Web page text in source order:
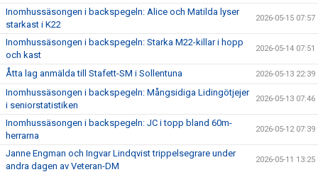
Inomhussäsongen i backspegeln: Alice och Matilda lyser
starkast i K22
2026-05-15 07:57
Inomhussäsongen i backspegeln: Starka M22-killar i hopp
och kast
2026-05-14 07:51
Åtta lag anmälda till Stafett-SM i Sollentuna 2026-05-13 22:39
Inomhussäsongen i backspegeln: Mångsidiga Lidingötjejer
i seniorstatistiken
2026-05-13 07:46
Inomhussäsongen i backspegeln: JC i topp bland 60m-
herrarna
2026-05-12 07:39
Janne Engman och Ingvar Lindqvist trippelsegrare under
andra dagen av Veteran-DM
2026-05-11 13:25